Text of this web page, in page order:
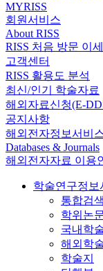
MYRISS
회원서비스
About RISS
RISS 처음 방문 이
고객센터
RISS 활용도 분석
최신/인기 학술자료
해외자료신청(E-
공지사항
해외전자정보서비
Databases & Journals
해외전자자료 이용
학술연구정보
통합검색
학위논
국내학
해외학
학술지